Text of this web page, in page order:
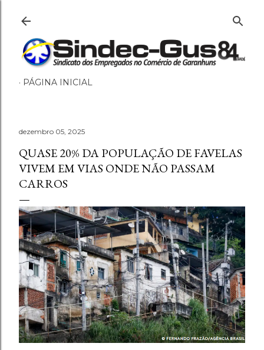
PÁGINA INICIAL
dezembro 05, 2025
QUASE 20% DA POPULAÇÃO DE FAVELAS
VIVEM EM VIAS ONDE NÃO PASSAM
CARROS